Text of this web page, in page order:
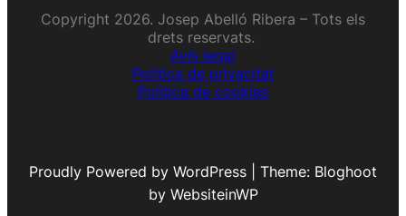
Copyright 2026. Josep Abelló Ribera – Tots els
drets reservats.
Avís legal
Política de privacitat
Política de cookies
Proudly Powered by WordPress | Theme: Bloghoot
by WebsiteinWP